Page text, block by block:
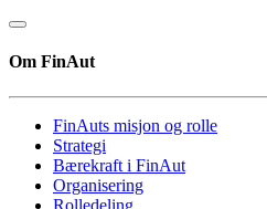
Om FinAut
FinAuts misjon og rolle
Strategi
Bærekraft i FinAut
Organisering
Rolledeling